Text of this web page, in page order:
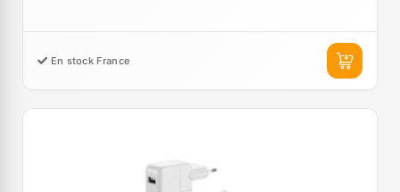
En stock France